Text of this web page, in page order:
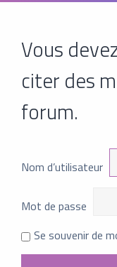
Vous
citer des
forum.
Nom d’utilisateur
Mot de passe
Se souvenir de